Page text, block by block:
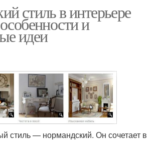
стиль в интерьере
и
идеи
стиль — нормандский. Он сочетает в